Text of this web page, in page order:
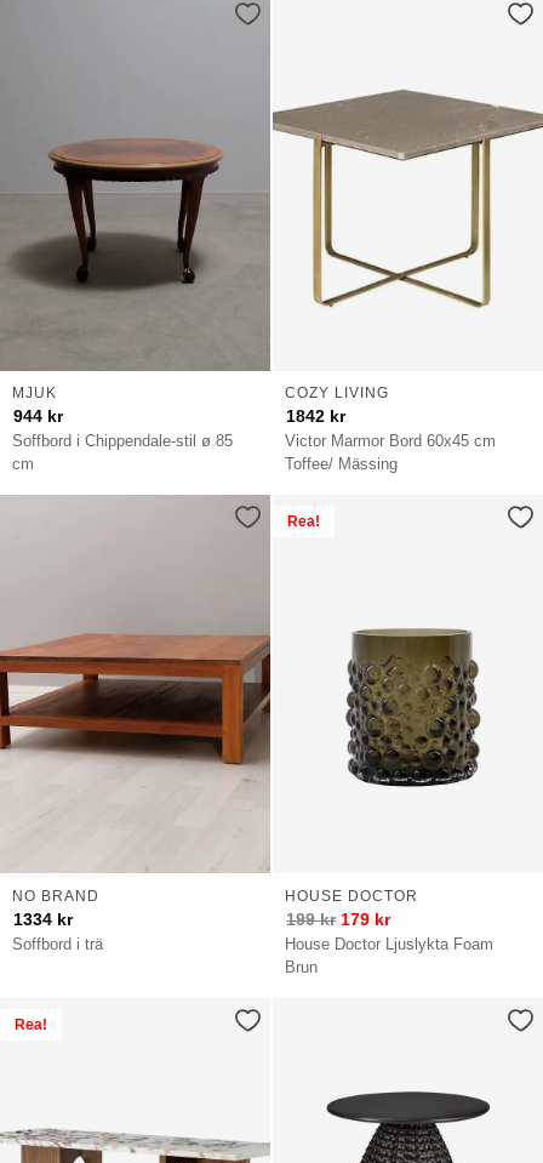
Soffbord i Chippendale-stil ø 85
cm
MJUK
944 kr
Victor Marmor Bord 60x45 cm
Toffee/ Mässing
COZY LIVING
1842 kr
Soffbord i trä
NO BRAND
1334 kr
Rea!
House Doctor Ljuslykta Foam
Brun
HOUSE DOCTOR
199kr 179 kr
Rea!